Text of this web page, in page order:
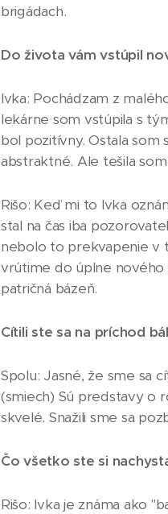
brigádach.
Do života vám vstúpil
Ivka: Pochádzam z
lekárne som vstúpila s
bol pozitívny. Ostala som
abstraktné. Ale tešila som
Rišo: Keď mi to Ivka
stal na čas iba
nebolo to prekvapenie v
vrútime do úplne nového
patričná bázeň.
Cítili ste sa na príchod
Spolu: Jasné, že sme sa
(smiech) Sú predstavy o
skvelé. Snažili sme sa
Čo všetko ste si
Rišo: Ivka je známa ako